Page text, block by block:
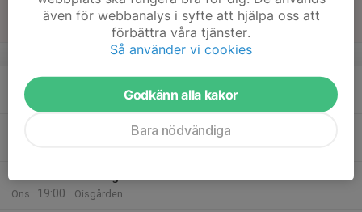
v.34
17
Mån
18:45
Träning
19
Ons
17:30
19:00
Träning
Öisgården
även för webbanalys i syfte att hjälpa oss att
förbättra våra tjänster.
Så använder vi cookies
Godkänn alla kakor
Bara nödvändiga